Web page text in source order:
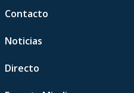
Contacto
Noticias
Directo